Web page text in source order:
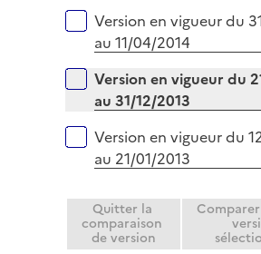
Version en vigueur du
au 11/04/2014
Version en vigueur du
au 31/12/2013
Version en vigueur du
au 21/01/2013
Quitter la
comparaison
de version